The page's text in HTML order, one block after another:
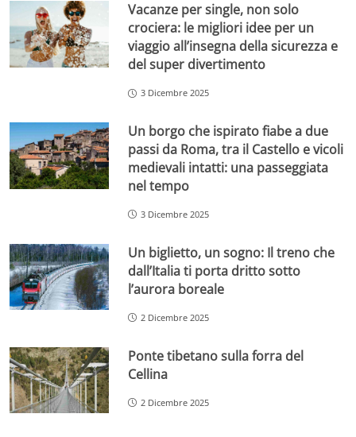
Vacanze per single, non solo
crociera: le migliori idee per un
viaggio all’insegna della sicurezza e
del super divertimento
3 Dicembre 2025
Un borgo che ispirato fiabe a due
passi da Roma, tra il Castello e vicoli
medievali intatti: una passeggiata
nel tempo
3 Dicembre 2025
Un biglietto, un sogno: Il treno che
dall’Italia ti porta dritto sotto
l’aurora boreale
2 Dicembre 2025
Ponte tibetano sulla forra del
Cellina
2 Dicembre 2025